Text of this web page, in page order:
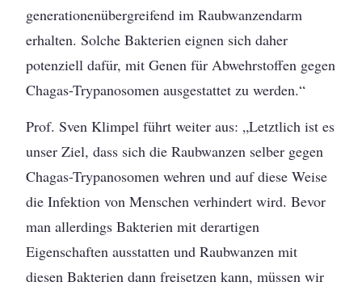
generationenübergreifend im Raubwanzendarm
erhalten. Solche Bakterien eignen sich daher
potenziell dafür, mit Genen für Abwehrstoffen gegen
Chagas-Trypanosomen ausgestattet zu werden.“
Prof. Sven Klimpel führt weiter aus: „Letztlich ist es
unser Ziel, dass sich die Raubwanzen selber gegen
Chagas-Trypanosomen wehren und auf diese Weise
die Infektion von Menschen verhindert wird. Bevor
man allerdings Bakterien mit derartigen
Eigenschaften ausstatten und Raubwanzen mit
diesen Bakterien dann freisetzen kann, müssen wir